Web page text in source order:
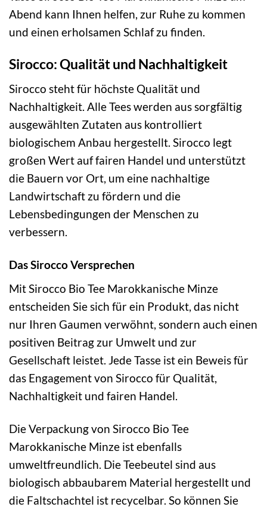
Abend kann Ihnen helfen, zur Ruhe zu kommen
und einen erholsamen Schlaf zu finden.
Sirocco: Qualität und Nachhaltigkeit
Sirocco steht für höchste Qualität und
Nachhaltigkeit. Alle Tees werden aus sorgfältig
ausgewählten Zutaten aus kontrolliert
biologischem Anbau hergestellt. Sirocco legt
großen Wert auf fairen Handel und unterstützt
die Bauern vor Ort, um eine nachhaltige
Landwirtschaft zu fördern und die
Lebensbedingungen der Menschen zu
verbessern.
Das Sirocco Versprechen
Mit Sirocco Bio Tee Marokkanische Minze
entscheiden Sie sich für ein Produkt, das nicht
nur Ihren Gaumen verwöhnt, sondern auch einen
positiven Beitrag zur Umwelt und zur
Gesellschaft leistet. Jede Tasse ist ein Beweis für
das Engagement von Sirocco für Qualität,
Nachhaltigkeit und fairen Handel.
Die Verpackung von Sirocco Bio Tee
Marokkanische Minze ist ebenfalls
umweltfreundlich. Die Teebeutel sind aus
biologisch abbaubarem Material hergestellt und
die Faltschachtel ist recycelbar. So können Sie